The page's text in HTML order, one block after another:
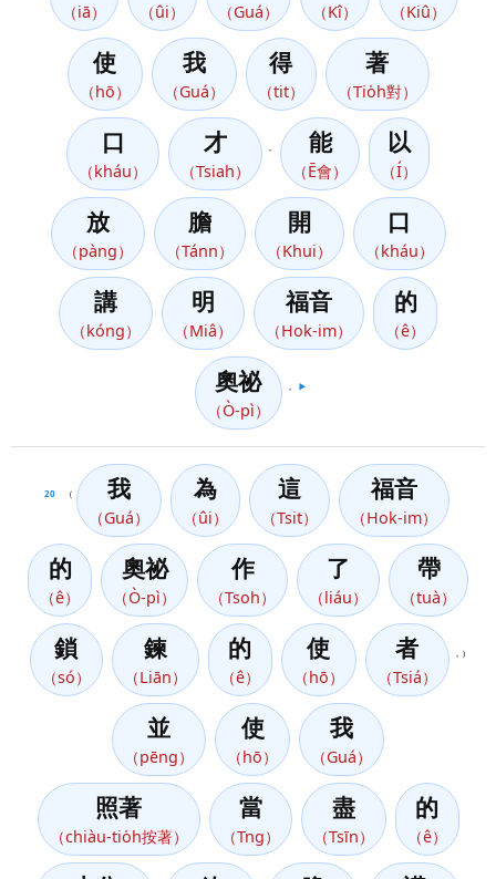
（iā） （ûi） （Guá） （Kî） （Kiû）
使
（hō）
我
（Guá）
得
（tit）
著
（Tio̍h對）
口
（kháu）
才
（Tsiah）
能
（Ē會）
以
（Í）
放
（pàng）
膽
（Tánn）
開
（Khui）
口
（kháu）
講
（kóng）
明
（Miâ）
福音
（Hok-im）
的
（ê）
奧祕
（Ò-pì）
▶️
20 （ 我
（Guá）
為
（ûi）
這
（Tsit）
福音
（Hok-im）
的
（ê）
奧祕
（Ò-pì）
作
（Tsoh）
了
（liáu）
帶
（tuà）
鎖
（só）
鍊
（Liān）
的
（ê）
使
（hō）
者
（Tsiá）
，）
並
（pēng）
使
（hō）
我
（Guá）
照著
（chiàu-tio̍h按著）
當
（Tng）
盡
（Tsīn）
的
（ê）